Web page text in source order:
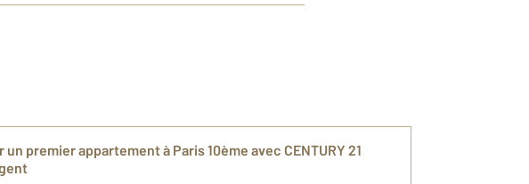
un premier appartement à Paris 10ème avec CENTURY 21